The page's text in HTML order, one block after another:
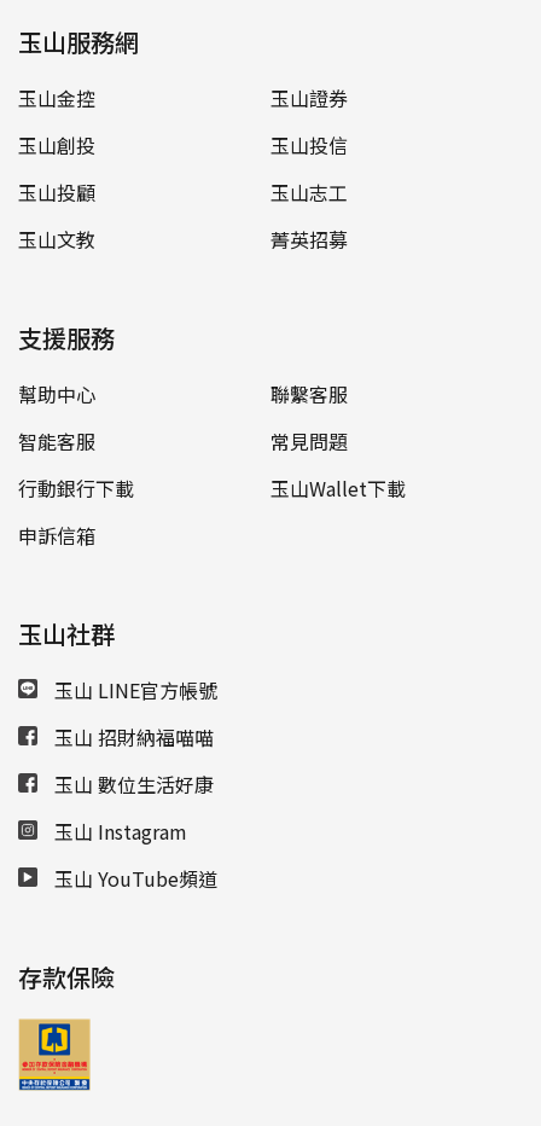
玉山服務網
玉山金控
玉山證券
玉山創投
玉山投信
玉山投顧
玉山志工
玉山文教
菁英招募
支援服務
幫助中心
聯繫客服
智能客服
常見問題
行動銀行下載
玉山Wallet下載
申訴信箱
玉山社群
玉山 LINE官方帳號
玉山 招財納福喵喵
玉山 數位生活好康
玉山 Instagram
玉山 YouTube頻道
存款保險